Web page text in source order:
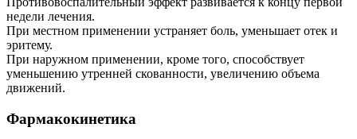
недели лечения.
При местном применении устраняет боль, уменьшает отек и
эритему.
При наружном применении, кроме того, способствует
уменьшению утренней скованности, увеличению объема
движений.
Фармакокинетика